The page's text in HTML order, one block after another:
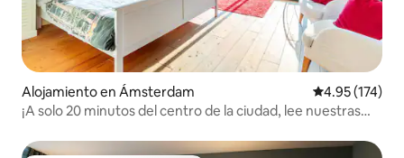
Alojamiento en Ámsterdam Calificación
4.95 (174)
¡A solo 20 minutos del centro de la ciudad, lee nuestras